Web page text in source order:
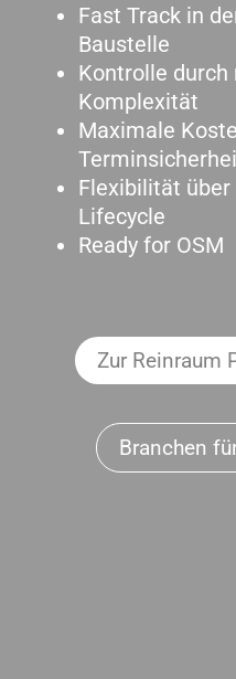
Fast Track in
Baustelle
Kontrolle durch
Komplexität
Maximale
Flexibilität
Lifecycle
Ready for OSM
Zur Reinraum
Branchen